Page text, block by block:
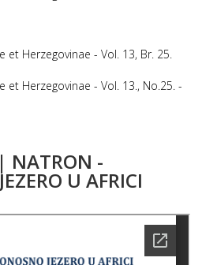
et Herzegovinae - Vol. 13, Br. 25.
et Herzegovinae - Vol. 13., No.25. -
NATRON -
U AFRICI